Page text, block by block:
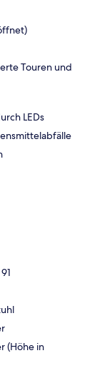
Touren und
LEDs
(Höhe in